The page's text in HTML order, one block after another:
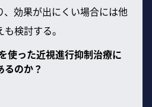
効果が出にくい場合には他
検討する。
使った近視進行抑制治療に
るのか？